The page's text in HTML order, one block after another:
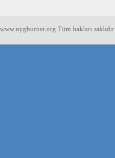
www.uyghurnet.org Tüm hakları saklıdır